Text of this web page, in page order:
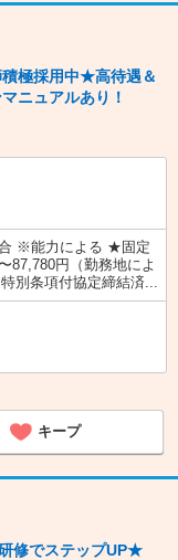
積極採用中★高待遇＆
ニュアルあり！
合 ※能力による ★固定
87,780円（勤務地によ
別条項付協定締結済...
キープ
修でステップUP★